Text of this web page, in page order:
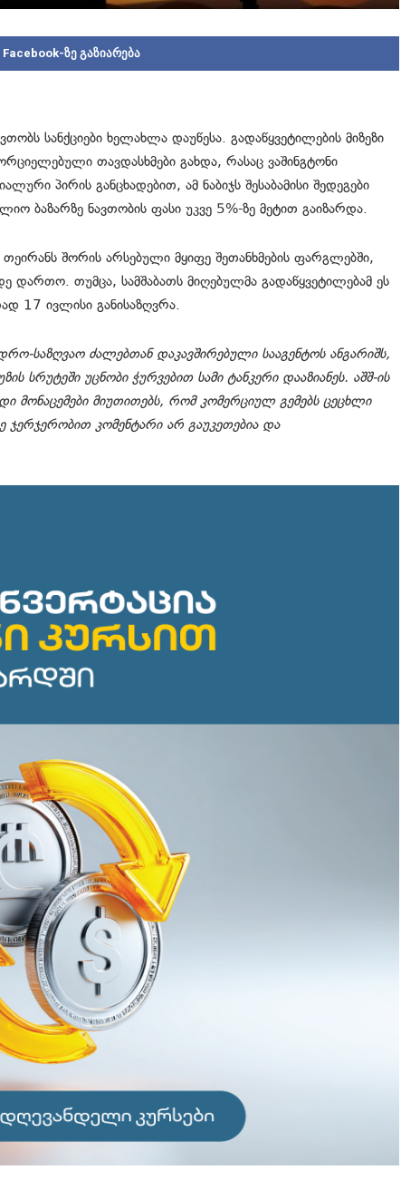
Facebook-ზე გაზიარება
სანქციები ხელახლა დაუწესა. გადაწყვეტილების მიზეზი
თავდასხმები გახდა, რასაც ვაშინგტონი
პირის განცხადებით, ამ ნაბიჯს შესაბამისი შედეგები
ბაზარზე ნავთობის ფასი უკვე 5%-ზე მეტით გაიზარდა.
თეირანს შორის არსებული მყიფე შეთანხმების ფარგლებში,
დართო. თუმცა, სამშაბათს მიღებულმა გადაწყვეტილებამ ეს
17 ივლისი განისაზღვრა.
საზღვაო ძალებთან დაკავშირებული სააგენტოს ანგარიშს,
უცნობი ჭურვებით სამი ტანკერი დააზიანეს. აშშ-ის
მონაცემები მიუთითებს, რომ კომერციულ გემებს ცეცხლი
ჯერჯერობით კომენტარი არ გაუკეთებია და